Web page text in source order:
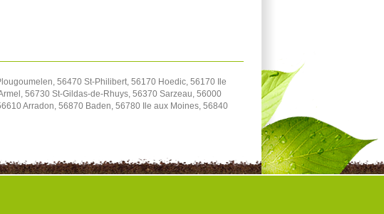
56470 St-Philibert, 56170 Hoedic, 56170 Ile
56730 St-Gildas-de-Rhuys, 56370 Sarzeau, 56000
Arradon, 56870 Baden, 56780 Ile aux Moines, 56840